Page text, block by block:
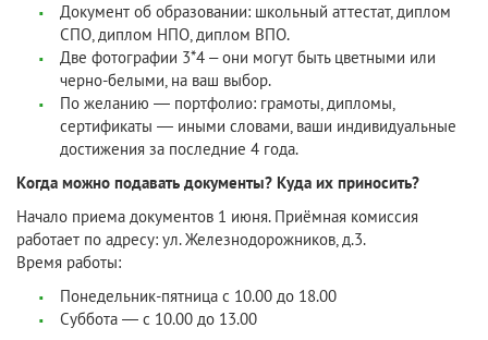
Документ об образовании: школьный аттестат, диплом
СПО, диплом НПО, диплом ВПО.
Две фотографии 3*4 – они могут быть цветными или
черно-белыми, на ваш выбор.
По желанию — портфолио: грамоты, дипломы,
сертификаты — иными словами, ваши индивидуальные
достижения за последние 4 года.
Когда можно подавать документы? Куда их приносить?
Начало приема документов 1 июня. Приёмная комиссия
работает по адресу: ул. Железнодорожников, д.3.
Время работы:
Понедельник-пятница с 10.00 до 18.00
Суббота — с 10.00 до 13.00